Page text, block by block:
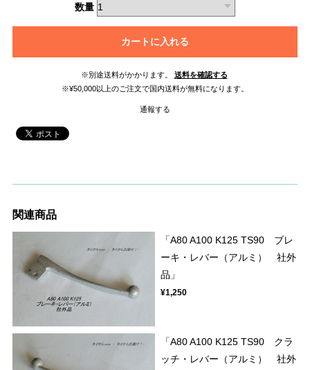
数量
カートに入れる
※別途送料がかかります。
送料を確認する
※¥50,000以上のご注文で国内送料が無料になります。
通報する
関連商品
「A80 A100 K125 TS90 ブレ
ーキ・レバー（アルミ） 社外
品」
¥1,250
「A80 A100 K125 TS90 クラ
ッチ・レバー（アルミ） 社外